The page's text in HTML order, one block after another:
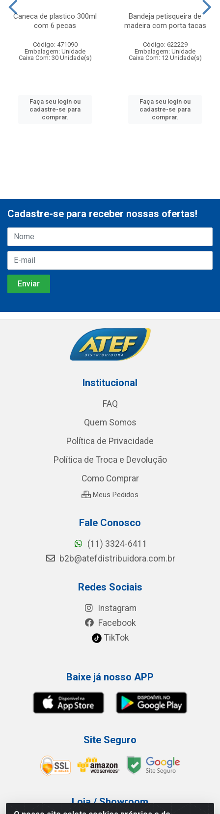
Caneca de plastico 300ml
com 6 pecas
Código: 471090
Embalagem: Unidade
Caixa Com: 30 Unidade(s)
Faça seu login ou
cadastre-se para
comprar.
Bandeja petisqueira de
madeira com porta tacas
Código: 622229
Embalagem: Unidade
Caixa Com: 12 Unidade(s)
Faça seu login ou
cadastre-se para
comprar.
Cadastre-se para receber nossas ofertas!
Institucional
FAQ
Quem Somos
Política de Privacidade
Política de Troca e Devolução
Como Comprar
Meus Pedidos
Fale Conosco
(11) 3324-6411
b2b@atefdistribuidora.com.br
Redes Sociais
Instagram
Facebook
TikTok
Baixe já nosso APP
Site Seguro
Loja / Showroom